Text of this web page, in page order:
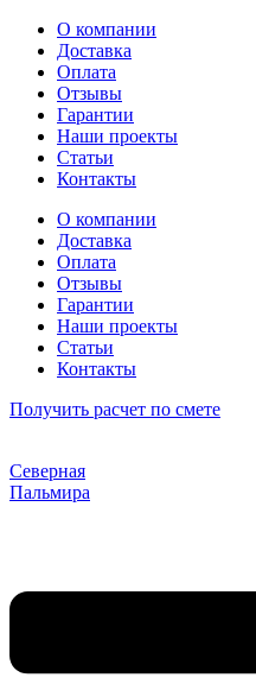
Перейти
содержимому
О компании
Доставка
Оплата
Отзывы
Гарантии
Наши проекты
Статьи
Контакты
О компании
Доставка
Оплата
Отзывы
Гарантии
Наши проекты
Статьи
Контакты
Получить расчет по смете
Северная
Пальмира